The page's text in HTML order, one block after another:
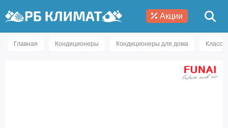
Акции
Главная Кондиционеры Кондиционеры для дома